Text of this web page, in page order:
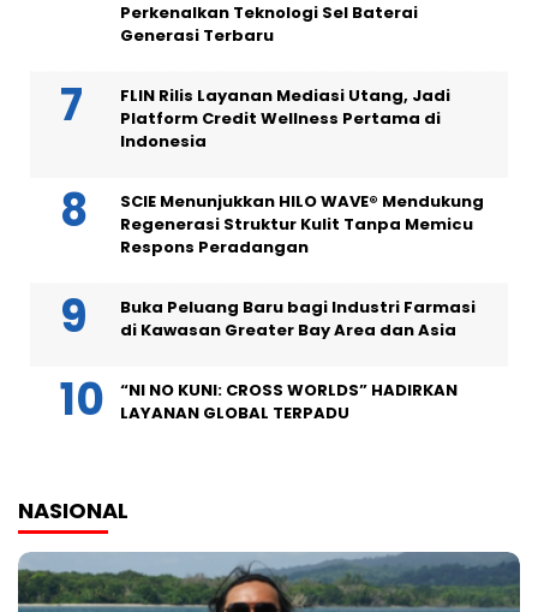
Perkenalkan Teknologi Sel Baterai
Generasi Terbaru
FLIN Rilis Layanan Mediasi Utang, Jadi
Platform Credit Wellness Pertama di
Indonesia
SCIE Menunjukkan HILO WAVE® Mendukung
Regenerasi Struktur Kulit Tanpa Memicu
Respons Peradangan
Buka Peluang Baru bagi Industri Farmasi
di Kawasan Greater Bay Area dan Asia
“NI NO KUNI: CROSS WORLDS” HADIRKAN
LAYANAN GLOBAL TERPADU
NASIONAL